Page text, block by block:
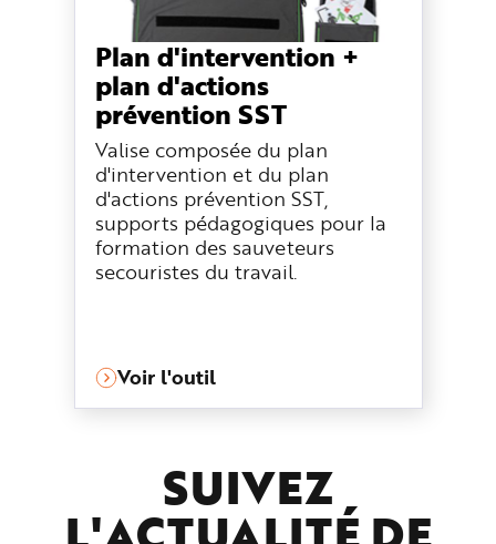
Plan d'intervention +
plan d'actions
prévention SST
Valise composée du plan
d'intervention et du plan
d'actions prévention SST,
supports pédagogiques pour la
formation des sauveteurs
secouristes du travail.
Voir l'outil
SUIVEZ